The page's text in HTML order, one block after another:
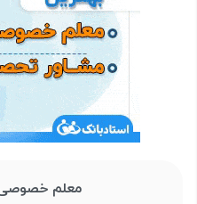
معلم خصوصی